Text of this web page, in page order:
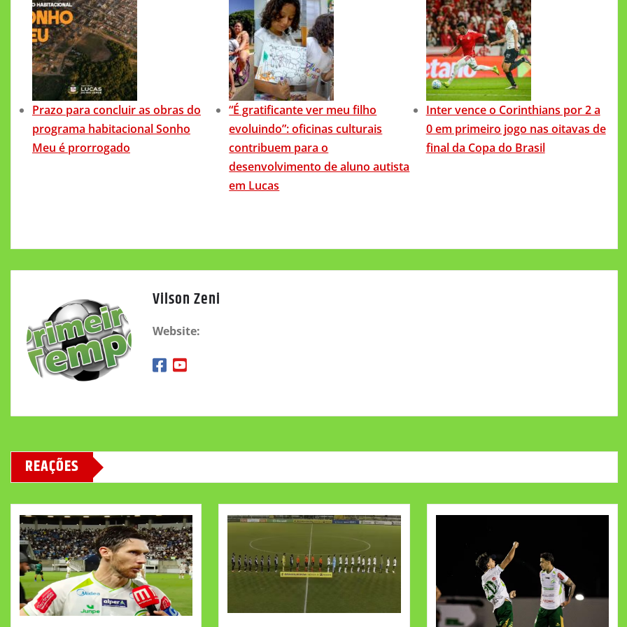
Prazo para concluir as obras do
programa habitacional Sonho
Meu é prorrogado
“É gratificante ver meu filho
evoluindo”: oficinas culturais
contribuem para o
desenvolvimento de aluno autista
em Lucas
Inter vence o Corinthians por 2 a
0 em primeiro jogo nas oitavas de
final da Copa do Brasil
Vilson Zeni
Website:
REAÇÕES